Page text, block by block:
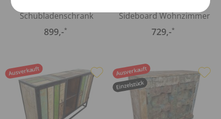
Schubladenschrank
Massiv Antik...
899,-*
Sideboard Wohnzimmer
3 Türen...
729,-*
Ausverkauft Ausverkauft
Einzelstück
Einstellungen speichern